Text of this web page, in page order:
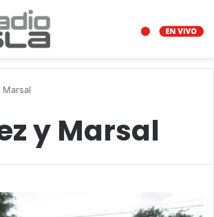
Marsal
y Marsal